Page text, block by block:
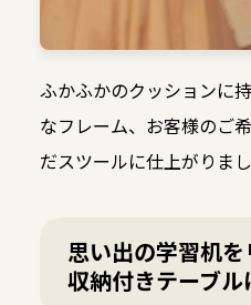
ふかふかのクッションに
なフレーム、お客様のご
だスツールに仕上がりまし
思い出の学習机
収納付きテーブル